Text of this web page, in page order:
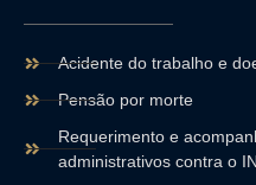
Acidente do trabalho e
Pensão por morte
Requerimento e
administrativos contra o